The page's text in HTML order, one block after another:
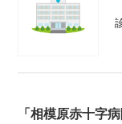
「相模原赤十字